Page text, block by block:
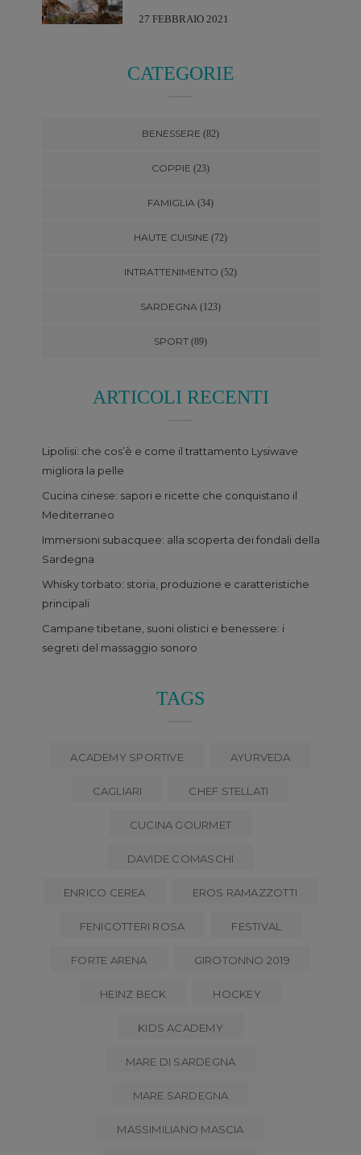
27 FEBBRAIO 2021
CATEGORIE
BENESSERE (82)
COPPIE (23)
FAMIGLIA (34)
HAUTE CUISINE (72)
INTRATTENIMENTO (52)
SARDEGNA (123)
SPORT (89)
ARTICOLI RECENTI
Lipolisi: che cos’è e come il trattamento Lysiwave
migliora la pelle
Cucina cinese: sapori e ricette che conquistano il
Mediterraneo
Immersioni subacquee: alla scoperta dei fondali della
Sardegna
Whisky torbato: storia, produzione e caratteristiche
principali
Campane tibetane, suoni olistici e benessere: i
segreti del massaggio sonoro
TAGS
ACADEMY SPORTIVE AYURVEDA
CAGLIARI CHEF STELLATI
CUCINA GOURMET
DAVIDE COMASCHI
ENRICO CEREA EROS RAMAZZOTTI
FENICOTTERI ROSA FESTIVAL
FORTE ARENA GIROTONNO 2019
HEINZ BECK HOCKEY
KIDS ACADEMY
MARE DI SARDEGNA
MARE SARDEGNA
MASSIMILIANO MASCIA